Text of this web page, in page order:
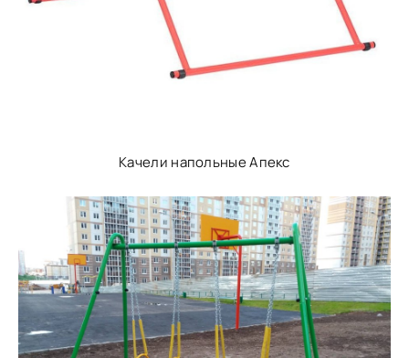
Качели напольные Апекс